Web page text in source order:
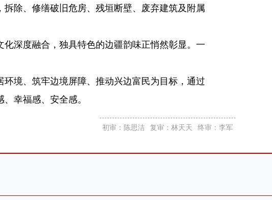
除、修缮破旧危房、残垣断壁、废弃建筑及附属
深度融合，独具特色的边疆韵味正悄然彰显。一
境、筑牢边境屏障、推动兴边富民为目标，通过
幸福感、安全感。
初审：陈思洁 复审：林天天 终审：李军